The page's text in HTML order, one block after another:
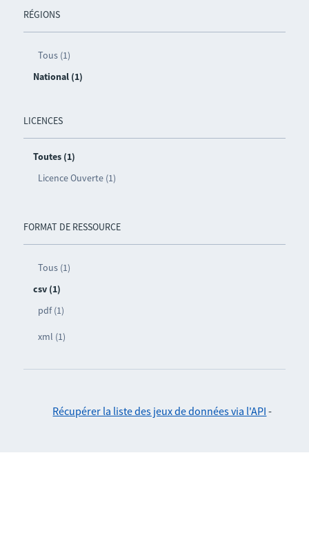
RÉGIONS
Tous (1)
National (1)
LICENCES
Toutes (1)
Licence Ouverte (1)
FORMAT DE RESSOURCE
Tous (1)
csv (1)
pdf (1)
xml (1)
Récupérer la liste des jeux de données via l'API -